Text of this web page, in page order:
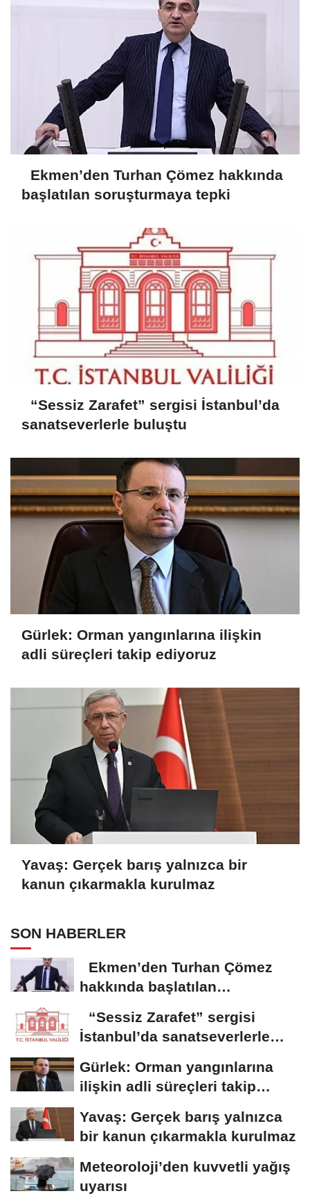
Ekmen’den Turhan Çömez hakkında
başlatılan soruşturmaya tepki
“Sessiz Zarafet” sergisi İstanbul’da
sanatseverlerle buluştu
Gürlek: Orman yangınlarına ilişkin
adli süreçleri takip ediyoruz
Yavaş: Gerçek barış yalnızca bir
kanun çıkarmakla kurulmaz
SON HABERLER
Ekmen’den Turhan Çömez
hakkında başlatılan
“Sessiz Zarafet” sergisi
İstanbul’da sanatseverlerle
Gürlek: Orman yangınlarına
ilişkin adli süreçleri takip
Yavaş: Gerçek barış yalnızca
bir kanun çıkarmakla kurulmaz
Meteoroloji’den kuvvetli yağış
uyarısı